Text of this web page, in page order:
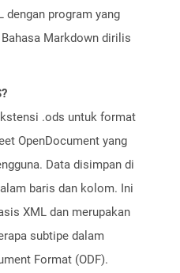
dengan program yang
Markdown dirilis
.ods untuk format
OpenDocument yang
Data disimpan di
baris dan kolom. Ini
XML dan merupakan
subtipe dalam
Format (ODF).